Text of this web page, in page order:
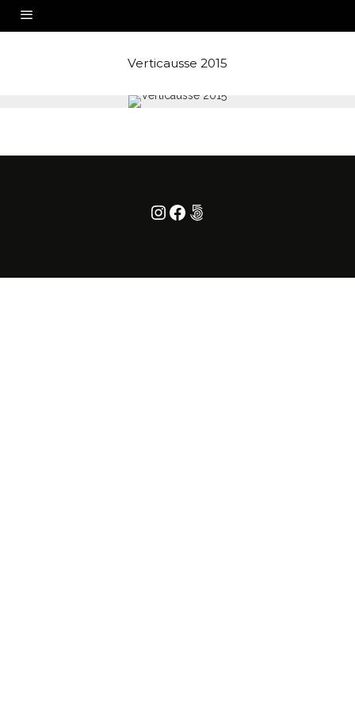
Verticausse 2015
Instagram
Facebook
500px